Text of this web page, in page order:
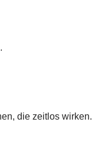
die zeitlos wirken.